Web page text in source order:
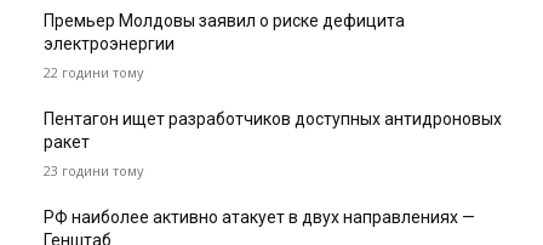
Премьер Молдовы заявил о риске дефицита
электроэнергии
22 години тому
Пентагон ищет разработчиков доступных антидроновых
ракет
23 години тому
РФ наиболее активно атакует в двух направлениях —
Генштаб